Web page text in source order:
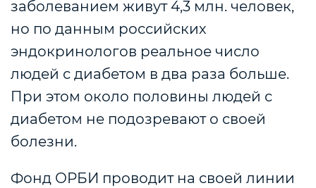
заболеванием живут 4,3 млн. человек,
но по данным российских
эндокринологов реальное число
людей с диабетом в два раза больше.
При этом около половины людей с
диабетом не подозревают о своей
болезни.
Фонд ОРБИ проводит на своей линии